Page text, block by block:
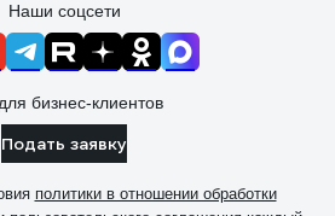
Наши соцсети
бизнес-клиентов
Подать заявку
политики в отношении обработки